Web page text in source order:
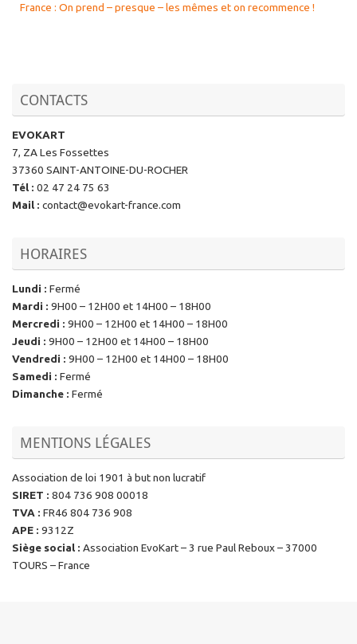
France : On prend – presque – les mêmes et on recommence !
CONTACTS
EVOKART
7, ZA Les Fossettes
37360 SAINT-ANTOINE-DU-ROCHER
Tél : 02 47 24 75 63
Mail : contact@evokart-france.com
HORAIRES
Lundi : Fermé
Mardi : 9H00 – 12H00 et 14H00 – 18H00
Mercredi : 9H00 – 12H00 et 14H00 – 18H00
Jeudi : 9H00 – 12H00 et 14H00 – 18H00
Vendredi : 9H00 – 12H00 et 14H00 – 18H00
Samedi : Fermé
Dimanche : Fermé
MENTIONS LÉGALES
Association de loi 1901 à but non lucratif
SIRET : 804 736 908 00018
TVA : FR46 804 736 908
APE : 9312Z
Siège social : Association EvoKart – 3 rue Paul Reboux – 37000
TOURS – France